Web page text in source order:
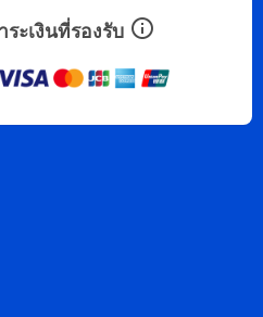
ะเงินที่รองรับ